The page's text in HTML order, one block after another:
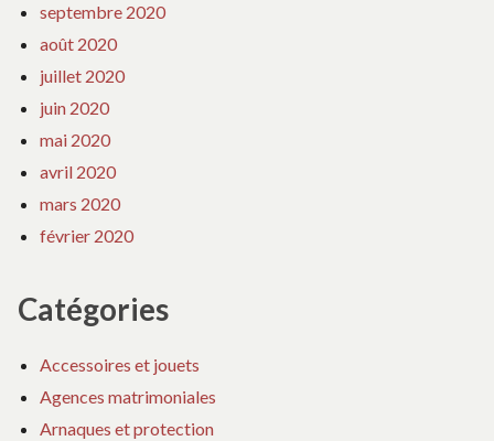
septembre 2020
août 2020
juillet 2020
juin 2020
mai 2020
avril 2020
mars 2020
février 2020
Catégories
Accessoires et jouets
Agences matrimoniales
Arnaques et protection